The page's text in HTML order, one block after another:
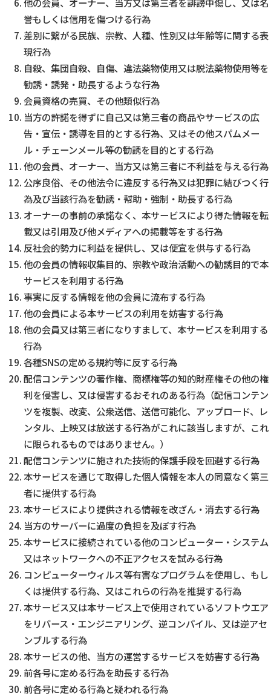
誉もしくは信用を傷つける行為
差別に繋がる民族、宗教、人種、性別又は年齢等に関する表
現行為
自殺、集団自殺、自傷、違法薬物使用又は脱法薬物使用等を
勧誘・誘発・助長するような行為
会員資格の売買、その他類似行為
当方の許諾を得ずに自己又は第三者の商品やサービスの広
告・宣伝・誘導を目的とする行為、又はその他スパムメー
ル・チェーンメール等の勧誘を目的とする行為
他の会員、オーナー、当方又は第三者に不利益を与える行為
公序良俗、その他法令に違反する行為又は犯罪に結びつく行
為及び当該行為を勧誘・幇助・強制・助長する行為
オーナーの事前の承諾なく、本サービスにより得た情報を転
載又は引用及び他メディアへの掲載等をする行為
反社会的勢力に利益を提供し、又は便宜を供与する行為
他の会員の情報収集目的、宗教や政治活動への勧誘目的で本
サービスを利用する行為
事実に反する情報を他の会員に流布する行為
他の会員による本サービスの利用を妨害する行為
他の会員又は第三者になりすまして、本サービスを利用する
行為
各種SNSの定める規約等に反する行為
配信コンテンツの著作権、商標権等の知的財産権その他の権
利を侵害し、又は侵害するおそれのある行為（配信コンテン
ツを複製、改変、公衆送信、送信可能化、アップロード、レ
ンタル、上映又は放送する行為がこれに該当しますが、これ
に限られるものではありません。）
配信コンテンツに施された技術的保護手段を回避する行為
本サービスを通じて取得した個人情報を本人の同意なく第三
者に提供する行為
本サービスにより提供される情報を改ざん・消去する行為
当方のサーバーに過度の負担を及ぼす行為
本サービスに接続されている他のコンピューター・システム
又はネットワークへの不正アクセスを試みる行為
コンピューターウィルス等有害なプログラムを使用し、もし
くは提供する行為、又はこれらの行為を推奨する行為
本サービス又は本サービス上で使用されているソフトウエア
をリバース・エンジニアリング、逆コンパイル、又は逆アセ
ンブルする行為
本サービスの他、当方の運営するサービスを妨害する行為
前各号に定める行為を助長する行為
前各号に定める行為と疑われる行為